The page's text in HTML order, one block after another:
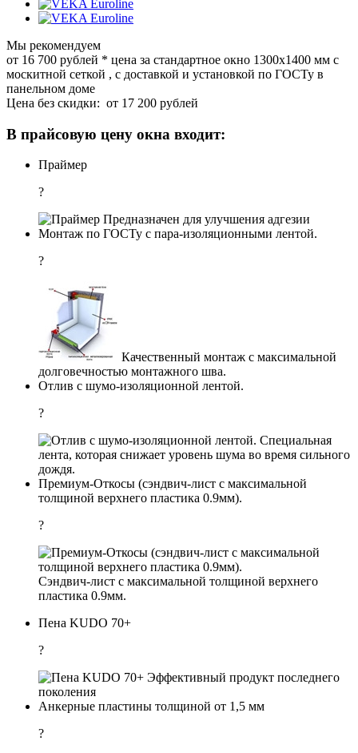
Мы рекомендуем
от 16 700 рублей * цена за стандартное окно 1300x1400 мм с
москитной сеткой , с доставкой и установкой по ГОСТу в
панельном доме
Цена без скидки: от 17 200 рублей
В прайсовую цену окна входит:
Праймер
?
Предназначен для улучшения адгезии
Монтаж по ГОСТу с пара-изоляционными лентой.
?
Качественный монтаж с максимальной
долговечностью монтажного шва.
Отлив с шумо-изоляционной лентой.
?
Специальная
лента, которая снижает уровень шума во время сильного
дождя.
Премиум-Откосы (сэндвич-лист с максимальной
толщиной верхнего пластика 0.9мм).
?
Сэндвич-лист с максимальной толщиной верхнего
пластика 0.9мм.
Пена KUDO 70+
?
Эффективный продукт последнего
поколения
Анкерные пластины толщиной от 1,5 мм
?